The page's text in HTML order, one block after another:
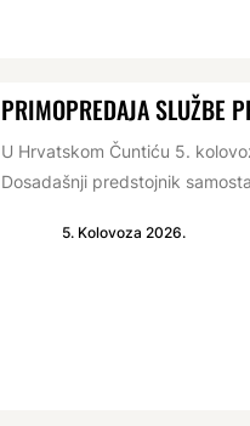
PRIMOPREDAJA SLUŽBE
U Hrvatskom Čuntiću 5.
Dosadašnji predstojnik
5. Kolovoza 2026.